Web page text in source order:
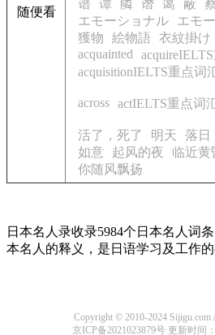
随便看
谱
谭 隣 谮 蔼 蔽
エモーショナル
エモ
獲物
絵物語 衣紋掛け
acquainted
acquisitionIELTS重点词
across actIELTS重点词
活了，死了
明天 落日
如意
起风的夜 临近黄
你随风飘扬
日本名人录收录5984个日本名人词
本名人的释义，是日语学习及工作的
Copyright © 2010-2024 Sijigu.com
京ICP备2021023879号 更新时间